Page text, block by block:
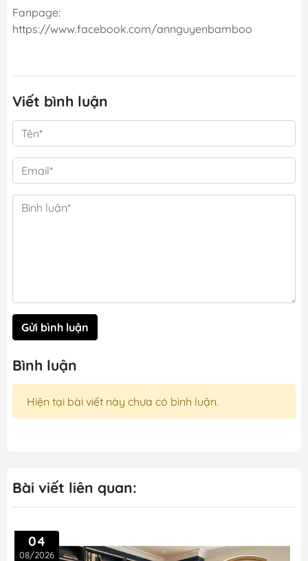
Fanpage:
https://www.facebook.com/annguyenbamboo
Viết bình luận
Gửi bình luận
Bình luận
Hiện tại bài viết này chưa có bình luận.
Bài viết liên quan:
04
08/2026